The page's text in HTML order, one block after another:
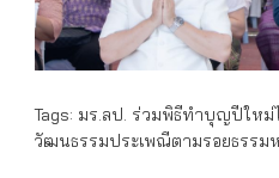
Tags: มร.ลป. ร่วมพิธีทำบุญปีให
วัฒนธรรมประเพณีตามรอยธรรม